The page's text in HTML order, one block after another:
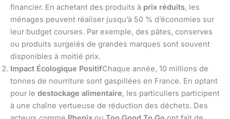
financier. En achetant des produits à prix réduits, les
ménages peuvent réaliser jusqu’à 50 % d’économies sur
leur budget courses. Par exemple, des pâtes, conserves
ou produits surgelés de grandes marques sont souvent
disponibles à moitié prix.
Impact Écologique PositifChaque année, 10 millions de
tonnes de nourriture sont gaspillées en France. En optant
pour le destockage alimentaire, les particuliers participent
à une chaîne vertueuse de réduction des déchets. Des